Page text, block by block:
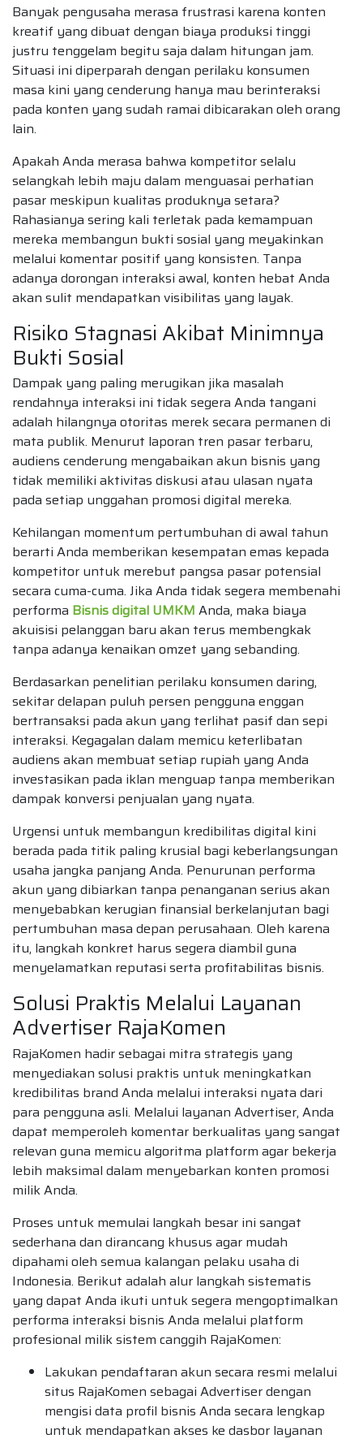
Banyak pengusaha merasa frustrasi karena konten
kreatif yang dibuat dengan biaya produksi tinggi
justru tenggelam begitu saja dalam hitungan jam.
Situasi ini diperparah dengan perilaku konsumen
masa kini yang cenderung hanya mau berinteraksi
pada konten yang sudah ramai dibicarakan oleh orang
lain.
Apakah Anda merasa bahwa kompetitor selalu
selangkah lebih maju dalam menguasai perhatian
pasar meskipun kualitas produknya setara?
Rahasianya sering kali terletak pada kemampuan
mereka membangun bukti sosial yang meyakinkan
melalui komentar positif yang konsisten. Tanpa
adanya dorongan interaksi awal, konten hebat Anda
akan sulit mendapatkan visibilitas yang layak.
Risiko Stagnasi Akibat Minimnya
Bukti Sosial
Dampak yang paling merugikan jika masalah
rendahnya interaksi ini tidak segera Anda tangani
adalah hilangnya otoritas merek secara permanen di
mata publik. Menurut laporan tren pasar terbaru,
audiens cenderung mengabaikan akun bisnis yang
tidak memiliki aktivitas diskusi atau ulasan nyata
pada setiap unggahan promosi digital mereka.
Kehilangan momentum pertumbuhan di awal tahun
berarti Anda memberikan kesempatan emas kepada
kompetitor untuk merebut pangsa pasar potensial
secara cuma-cuma. Jika Anda tidak segera membenahi
performa Bisnis digital UMKM Anda, maka biaya
akuisisi pelanggan baru akan terus membengkak
tanpa adanya kenaikan omzet yang sebanding.
Berdasarkan penelitian perilaku konsumen daring,
sekitar delapan puluh persen pengguna enggan
bertransaksi pada akun yang terlihat pasif dan sepi
interaksi. Kegagalan dalam memicu keterlibatan
audiens akan membuat setiap rupiah yang Anda
investasikan pada iklan menguap tanpa memberikan
dampak konversi penjualan yang nyata.
Urgensi untuk membangun kredibilitas digital kini
berada pada titik paling krusial bagi keberlangsungan
usaha jangka panjang Anda. Penurunan performa
akun yang dibiarkan tanpa penanganan serius akan
menyebabkan kerugian finansial berkelanjutan bagi
pertumbuhan masa depan perusahaan. Oleh karena
itu, langkah konkret harus segera diambil guna
menyelamatkan reputasi serta profitabilitas bisnis.
Solusi Praktis Melalui Layanan
Advertiser RajaKomen
RajaKomen hadir sebagai mitra strategis yang
menyediakan solusi praktis untuk meningkatkan
kredibilitas brand Anda melalui interaksi nyata dari
para pengguna asli. Melalui layanan Advertiser, Anda
dapat memperoleh komentar berkualitas yang sangat
relevan guna memicu algoritma platform agar bekerja
lebih maksimal dalam menyebarkan konten promosi
milik Anda.
Proses untuk memulai langkah besar ini sangat
sederhana dan dirancang khusus agar mudah
dipahami oleh semua kalangan pelaku usaha di
Indonesia. Berikut adalah alur langkah sistematis
yang dapat Anda ikuti untuk segera mengoptimalkan
performa interaksi bisnis Anda melalui platform
profesional milik sistem canggih RajaKomen:
Lakukan pendaftaran akun secara resmi melalui
situs RajaKomen sebagai Advertiser dengan
mengisi data profil bisnis Anda secara lengkap
untuk mendapatkan akses ke dasbor layanan